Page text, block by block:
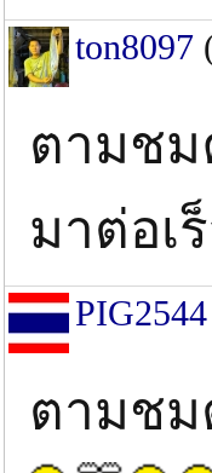
ton8097
ตามชม
มาต่อเ
PIG2544
ตามช